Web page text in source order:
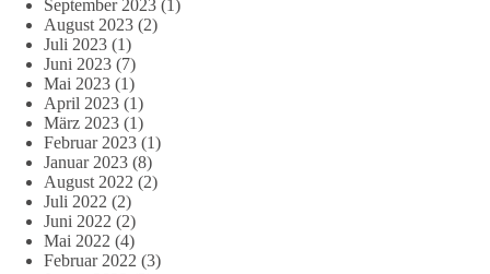
September 2023 (1)
August 2023 (2)
Juli 2023 (1)
Juni 2023 (7)
Mai 2023 (1)
April 2023 (1)
März 2023 (1)
Februar 2023 (1)
Januar 2023 (8)
August 2022 (2)
Juli 2022 (2)
Juni 2022 (2)
Mai 2022 (4)
Februar 2022 (3)